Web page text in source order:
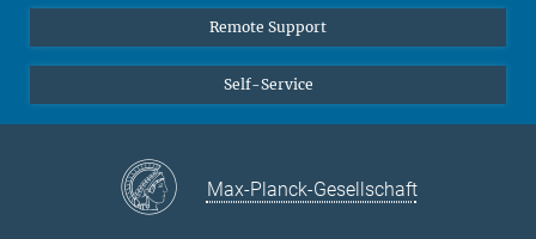
Remote Support
Self-Service
Max-Planck-Gesellschaft